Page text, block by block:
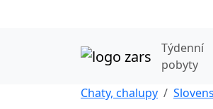
Týdenní
pobyty
Chaty, chalupy